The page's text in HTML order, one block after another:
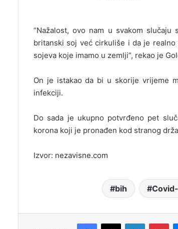
“Nažalost, ovo nam u svakom
britanski soj već cirkuliše i da je
sojeva koje imamo u zemlji”, rekao je
On je istakao da bi u skorije vrijeme
infekciji.
Do sada je ukupno potvrđeno pet
korona koji je pronađen kod stranog
Izvor: nezavisne.com
bih